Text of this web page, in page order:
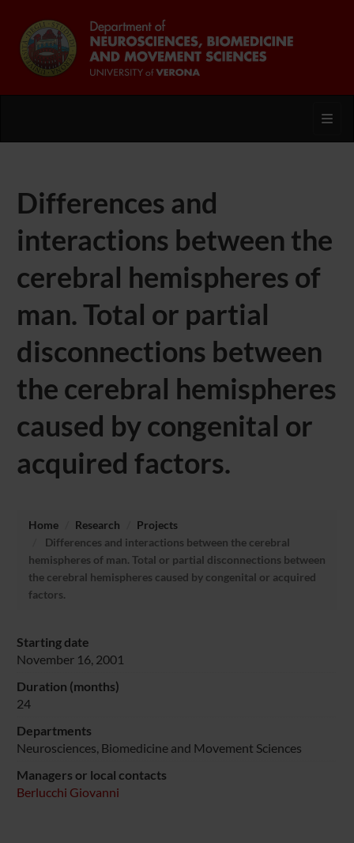
Differences and
interactions between the
cerebral hemispheres of
man. Total or partial
disconnections between
the cerebral hemispheres
caused by congenital or
acquired factors.
Home Research
Projects
Differences and interactions between the cerebral
hemispheres of man. Total or partial disconnections between
the cerebral hemispheres caused by congenital or acquired
factors.
Starting date
November 16, 2001
Duration (months)
24
Departments
Neurosciences, Biomedicine and Movement Sciences
Managers or local contacts
Berlucchi Giovanni